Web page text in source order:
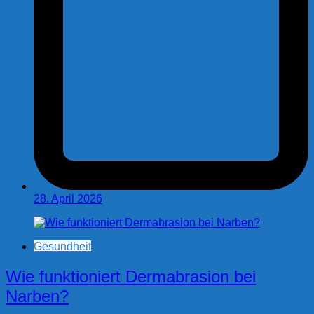
28. April 2026
Gesundheit
Wie funktioniert Dermabrasion bei
Narben?